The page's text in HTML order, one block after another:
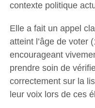
contexte politique
Elle a fait un appel
atteint l’âge de voter
encourageant
prendre soin de
correctement sur la
leur voix lors de ces